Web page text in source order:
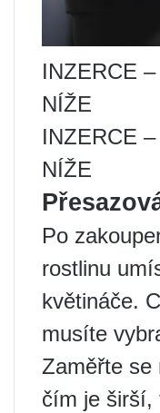
INZERCE
NÍŽE
INZERCE
NÍŽE
Po
rostlinu
květináče.
musíte
Zaměřte se
čím je širší,